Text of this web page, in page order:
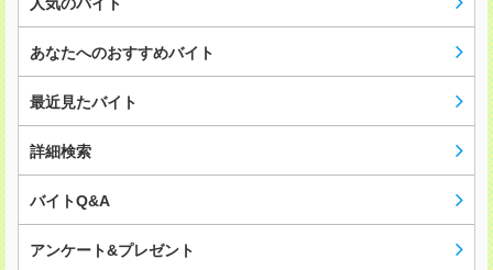
あなたへのおすすめバイト
最近見たバイト
詳細検索
バイトQ&A
アンケート&プレゼント